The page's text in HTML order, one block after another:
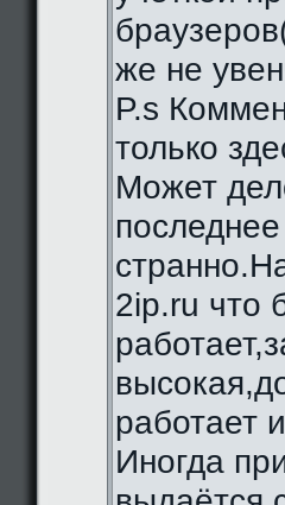
же не
P.s
только
Может
2ip.ru что
работает
Иногда